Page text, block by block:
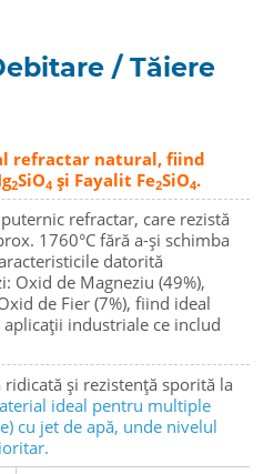
/ Tăiere
refractar natural, fiind
2SiO4și Fayalit Fe2SiO4.
refractar, care rezistă
1760°C fără a-și schimba
datorită
Oxid de Magneziu (49%),
de Fier (7%), fiind ideal
industriale ce includ
și rezistență sporită la
ideal pentru multiple
cu jet de apă, unde nivelul